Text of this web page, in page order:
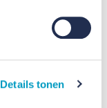
Details tonen